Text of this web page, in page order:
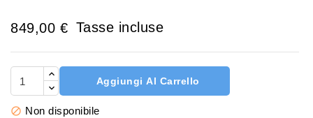
849,00 € Tasse incluse
Aggiungi Al Carrello
 Non disponibile